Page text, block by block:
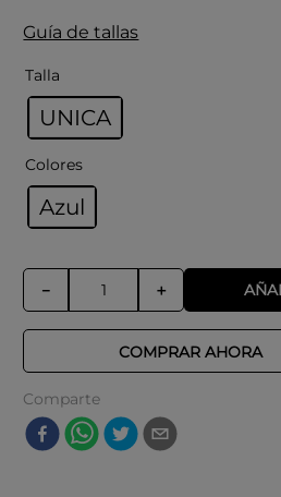
Guía de tallas
Talla
UNICA
Colores
Azul
＋
－
COMPRAR AHORA
Comparte